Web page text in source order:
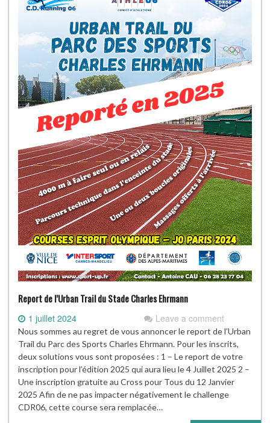
Report de l’Urban Trail du Stade Charles Ehrmann
1 juillet 2024 Leave a comment
Nous sommes au regret de vous annoncer le report de l’Urban
Trail du Parc des Sports Charles Ehrmann. Pour les inscrits,
deux solutions vous sont proposées : 1 – Le report de votre
inscription pour l’édition 2025 qui aura lieu le 4 Juillet 2025 2 –
Une inscription gratuite au Cross pour Tous du 12 Janvier
2025 Afin de ne pas impacter négativement le challenge
CDR06, cette course sera remplacée…